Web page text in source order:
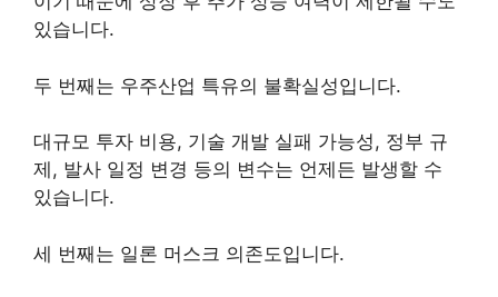
있습니다.
두 번째는 우주산업 특유의 불확실성입니다.
대규모 투자 비용, 기술 개발 실패 가능성, 정부 규
제, 발사 일정 변경 등의 변수는 언제든 발생할 수
있습니다.
세 번째는 일론 머스크 의존도입니다.